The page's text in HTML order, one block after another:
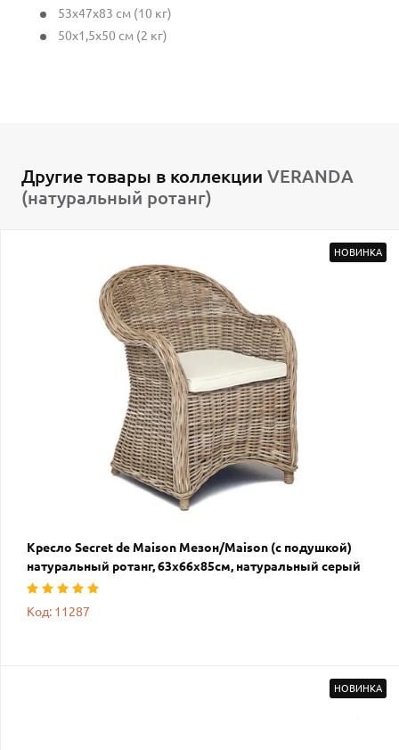
53x47x83 см (10 кг)
50x1,5x50 см (2 кг)
Другие товары в коллекции VERANDA
(натуральный ротанг)
НОВИНКА
Кресло Secret de Maison Мезон/Maison (c подушкой)
натуральный ротанг, 63х66х85см, натуральный серый
Код: 11287
НОВИНКА